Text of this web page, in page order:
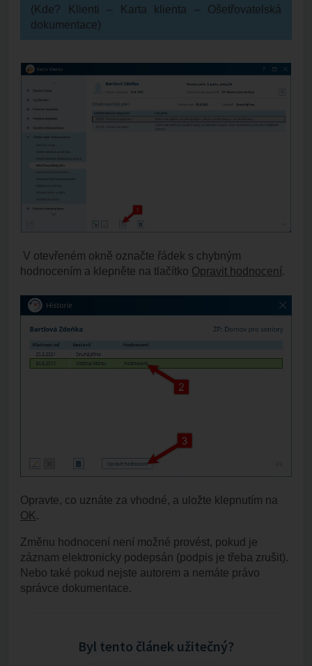
(Kde? Klienti – Karta klienta – Ošetřovatelská
dokumentace)
V otevřeném okně označte řádek s chybným
hodnocením a klepněte na tlačítko Opravit hodnocení.
Opravte, co uznáte za vhodné, a uložte klepnutím na
OK .
Změnu hodnocení není možné provést, pokud je
záznam elektronicky podepsán (podpis je třeba zrušit).
Nebo také pokud nejste autorem a nemáte právo
správce dokumentace.
Byl tento článek užitečný?